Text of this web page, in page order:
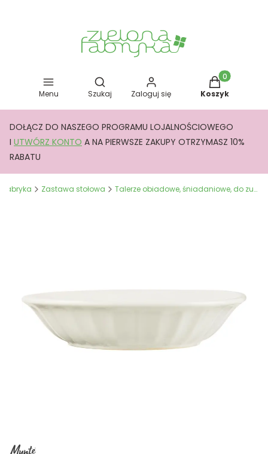
Menu
Otwórz wyszukiwarkę
Szukaj Zaloguj się
Produkty w
Koszyk
DOŁĄCZ DO NASZEGO PROGRAMU LOJALNOŚCIOWEGO
I UTWÓRZ KONTO A NA PIERWSZE ZAKUPY OTRZYMASZ 10%
RABATU
Fabryka Zastawa stołowa Talerze obiadowe, śniadaniowe, do zupy